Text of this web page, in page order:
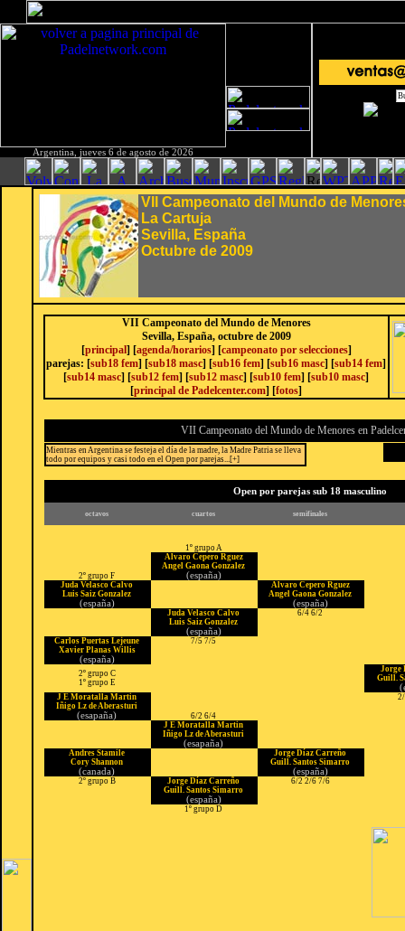
Argentina, jueves 6 de agosto de 2026
VII Campeonato del Mundo de
La Cartuja
Sevilla, España
Octubre de 2009
VII Campeonato del Mundo de Menores
Sevilla, España, octubre de 2009
[principal] [agenda/horarios] [campeonato por selecciones]
parejas: [sub18 fem] [sub18 masc] [sub16 fem] [sub16 masc] [sub14 fem]
[sub14 masc] [sub12 fem] [sub12 masc] [sub10 fem] [sub10 masc]
[principal de Padelcenter.com] [fotos]
VII Campeonato del Mundo de Menores en
Mientras en Argentina se festeja el día de la madre, la Madre Patria se lleva
todo por equipos y casi todo en el Open por parejas...[+]
Open por parejas sub 18 masculino
octavos cuartos semifinales
1º grupo A
2º grupo F
Alvaro Cepero Rguez
Angel Gaona Gonzalez
(españa)
Juda Velasco Calvo
Luis Saiz Gonzalez
(españa)
Alvaro Cepero Rguez
Angel Gaona Gonzalez
(españa)
Juda Velasco Calvo
Luis Saiz Gonzalez
(españa)
6/4 6/2
Carlos Puertas Lejeune
Xavier Planas Willis
(españa)
7/5 7/5
2º grupo C
1º grupo E
Jorge
Guill.
J E Moratalla Martin
Iñigo Lz de Aberasturi
(esapaña) 6/2 6/4
J E Moratalla Martin
Iñigo Lz de Aberasturi
(esapaña)
Andres Stamile
Cory Shannon
(canada)
Jorge Díaz Carreño
Guill. Santos Simarro
(españa)
2º grupo B
Jorge Díaz Carreño
Guill. Santos Simarro
(españa)
6/2 2/6 7/6
1º grupo D